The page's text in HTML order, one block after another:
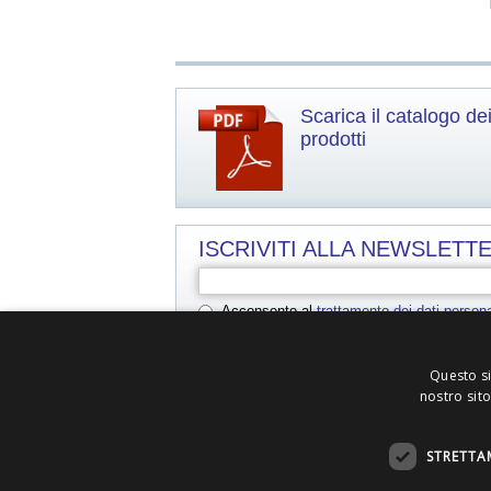
Scarica il catalogo dei
prodotti
ISCRIVITI ALLA
Acconsento al trattamento dei dati
Acconsento altrattamento dei dati
In ottemperanza alle disposizioni fornite dal
medico-chirurgici, i contenuti di queste pagine
informativo e non sono destinate alla
Questo
nostro